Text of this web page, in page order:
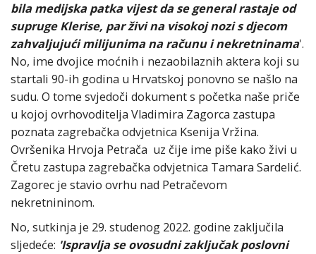
bila medijska patka vijest da se general rastaje od
supruge Klerise, par živi na visokoj nozi s djecom
zahvaljujući milijunima na računu i nekretninama'.
No, ime dvojice moćnih i nezaobilaznih aktera koji su
startali 90-ih godina u Hrvatskoj ponovno se našlo na
sudu. O tome svjedoči dokument s početka naše priče
u kojoj ovrhovoditelja Vladimira Zagorca zastupa
poznata zagrebačka odvjetnica Ksenija Vržina.
Ovršenika Hrvoja Petrača uz čije ime piše kako živi u
Čretu zastupa zagrebačka odvjetnica Tamara Sardelić.
Zagorec je stavio ovrhu nad Petračevom
nekretnininom.
No, sutkinja je 29. studenog 2022. godine zaključila
sljedeće: 'Ispravlja se ovosudni zaključak poslovni